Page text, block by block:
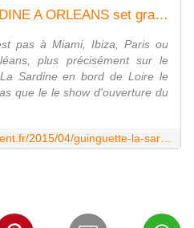
GUINGUETTE LA SARDINE A ORLEANS set gratuit de SURFING LEONS 13 juin 2015 - VIVRE AUTREMENT VOS LOISIRS avec Clodelle
pas à Miami, Ibiza, Paris ou
plus précisément sur le
Sardine en bord de Loire le
que le le show d'ouverture du